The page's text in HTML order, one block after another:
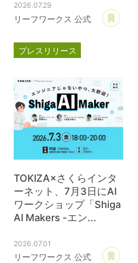
あとで読む
2026.07.29
リーフワークス 公式
プレスリリース
あとで読む
TOKIZA×さくらインタ
ーネット、7月3日にAI
ワークショップ「Shiga
AI Makers -エン...
2026.07.01
リーフワークス 公式